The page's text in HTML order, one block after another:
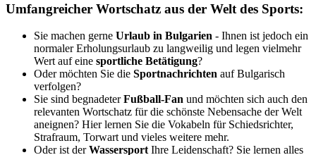
Umfangreicher Wortschatz aus der Welt des Sports:
Sie machen gerne Urlaub in Bulgarien - Ihnen ist jedoch ein
normaler Erholungsurlaub zu langweilig und legen vielmehr
Wert auf eine sportliche Betätigung?
Oder möchten Sie die Sportnachrichten auf Bulgarisch
verfolgen?
Sie sind begnadeterFußball-Fan und möchten sich auch den
relevanten Wortschatz für die schönste Nebensache der Welt
aneignen? Hier lernen Sie die Vokabeln für Schiedsrichter,
Strafraum, Torwart und vieles weitere mehr.
Oder ist derWassersportIhre Leidenschaft? Sie lernen alles